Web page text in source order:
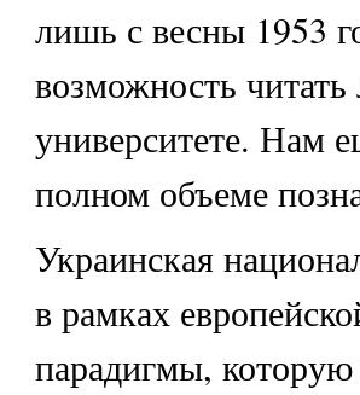
лишь с весны 1953
возможность
университете. Нам
полном объеме
Украинская
в рамках
парадигмы,